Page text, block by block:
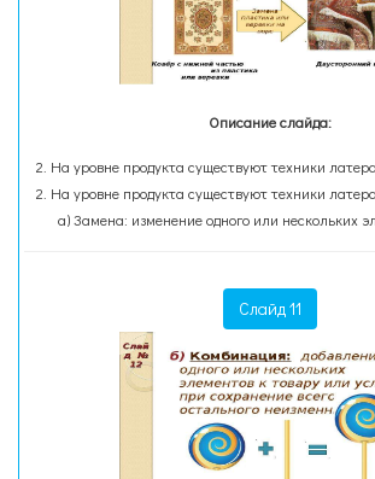
Описание слайда:
2. На уровне продукта существуют техники
2. На уровне продукта существуют техники
а) Замена: изменение одного или нескольких
Слайд 11